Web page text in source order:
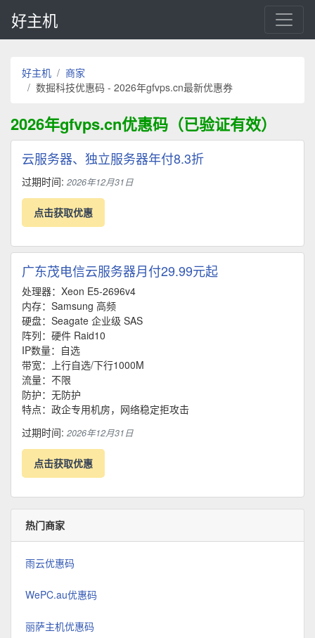
好主机
好主机
商家
数掘科技优惠码 - 2026年gfvps.cn最新优惠券
2026年gfvps.cn优惠码（已验证有效）
云服务器、独立服务器年付8.3折
过期时间: 2026年12月31日
点击获取优惠
广东茂电信云服务器月付29.99元起
处理器：Xeon E5-2696v4
内存：Samsung 高频
硬盘：Seagate 企业级 SAS
阵列：硬件 Raid10
IP数量：自选
带宽：上行自选/下行1000M
流量：不限
防护：无防护
特点：政企专用机房，网络稳定拒攻击
过期时间: 2026年12月31日
点击获取优惠
热门商家
雨云优惠码
WePC.au优惠码
丽萨主机优惠码